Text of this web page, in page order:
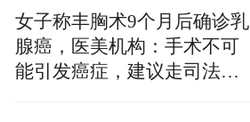
女子称丰胸术9个月后确诊乳
腺癌，医美机构：手术不可
能引发癌症，建议走司法途